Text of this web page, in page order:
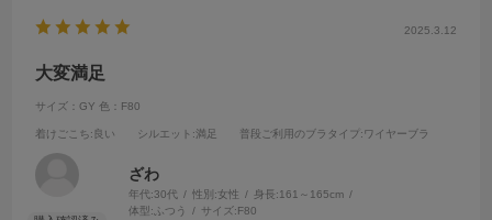
2025.3.12
大変満足
サイズ：GY 色：F80
着けごこち:良い シルエット :満足 普段ご利用のブラタイプ :ワイヤーブラ
ざわ
年代:30代 性別:女性 身長:161～165cm
体型: ふつう サイズ:F80